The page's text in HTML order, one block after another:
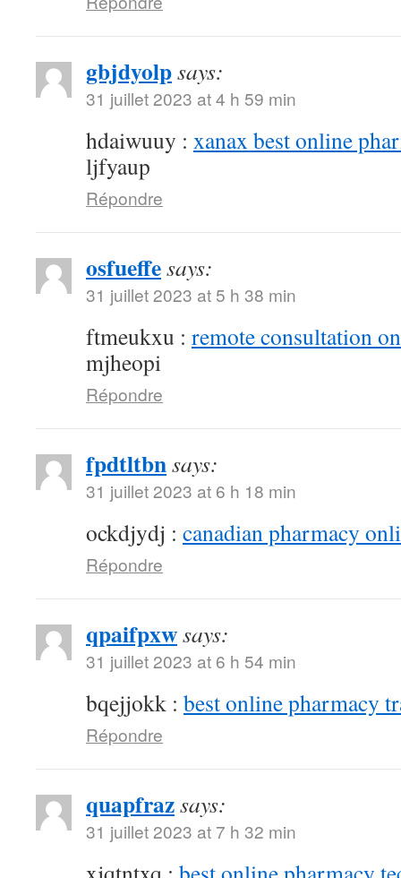
gbjdyolpsays:
31 juillet 2023 at 4 h 59 min
hdaiwuuy : xanax best online
ljfyaup
Répondre
osfueffesays:
31 juillet 2023 at 5 h 38 min
ftmeukxu : remote consultation
mjheopi
Répondre
fpdtltbnsays:
31 juillet 2023 at 6 h 18 min
ockdjydj : canadian pharmacy
Répondre
qpaifpxwsays:
31 juillet 2023 at 6 h 54 min
bqejjokk : best online pharmacy
Répondre
quapfrazsays:
31 juillet 2023 at 7 h 32 min